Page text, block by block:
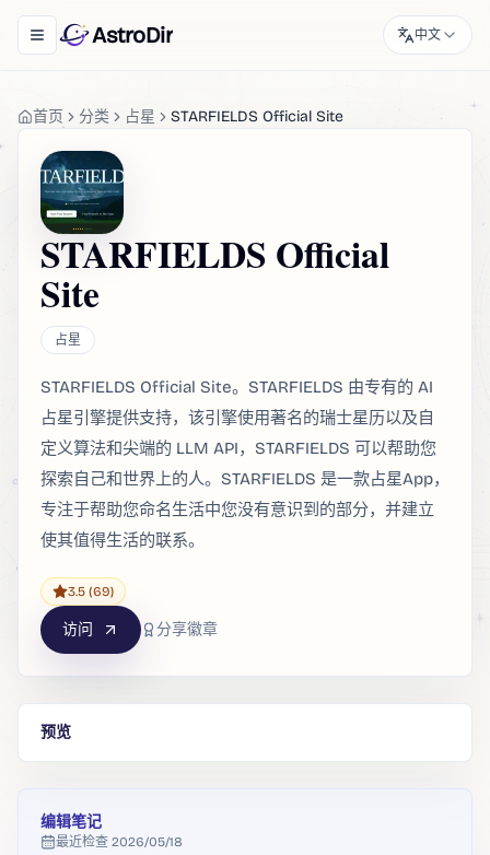
Toggle navigation menu
AstroDir 中文
首页 分类 占星 STARFIELDS Official Site
STARFIELDS Official
Site
占星
STARFIELDS Official Site。STARFIELDS 由专有的 AI
占星引擎提供支持，该引擎使用著名的瑞士星历以及自
定义算法和尖端的 LLM API，STARFIELDS 可以帮助您
探索自己和世界上的人。STARFIELDS 是一款占星App，
专注于帮助您命名生活中您没有意识到的部分，并建立
使其值得生活的联系。
3.5 (69)
访问 分享徽章
预览
编辑笔记
最近检查 2026/05/18